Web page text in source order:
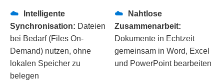
Kennwort erforderlich ist oder ob Links nach einer
bestimmten Zeit automatisch ablaufen müssen.
detaillierter Berichte genau im Blick, welche
externen Personen auf welche Dateien zugegriffen
haben. Ransomware-Wiederherstellung Stellen Sie
im Ernstfall Ihre gesamte Bibliothek auf einen
Zeitpunkt von bis zu 30 Tagen vor dem Angriff
zurück. Häufig gestellte Fragen (FAQ) Wie
Intelligente
Synchronisation: Dateien
bei Bedarf (Files On-
Demand) nutzen, ohne
lokalen Speicher zu
belegen
Nahtlose
Zusammenarbeit:
Dokumente in Echtzeit
gemeinsam in Word, Excel
und PowerPoint bearbeiten